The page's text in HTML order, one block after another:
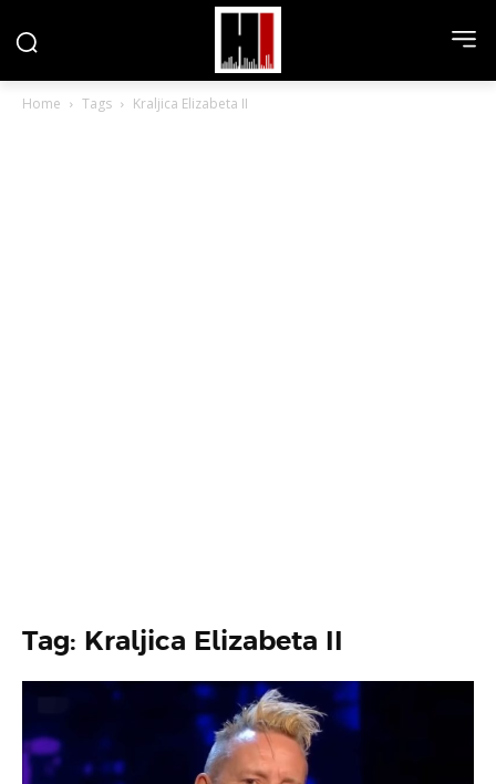
Home Tags Kraljica Elizabeta II
Tag: Kraljica Elizabeta II